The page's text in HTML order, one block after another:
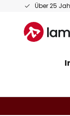
Über 25
Zum
springen